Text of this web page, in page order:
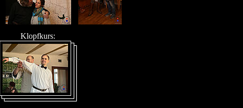
Klopfkurs: